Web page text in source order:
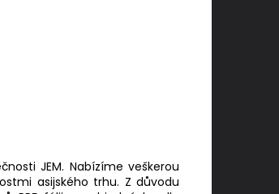
JEM. Nabízíme veškerou
asijského trhu. Z důvodu